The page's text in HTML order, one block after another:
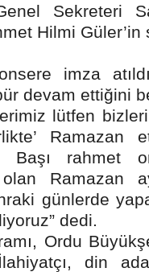
Sekreteri
Hilmi Güler’in
imza
devam ettiğini
lütfen
Ramazan
Başı rahmet
Ramazan
günlerde
dedi.
Ordu
din